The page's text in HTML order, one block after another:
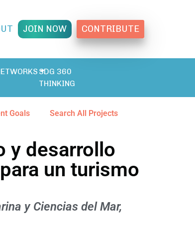
JOIN NOW CONTRIBUTE
SDG 360
THINKING
Goals Search All Projects
y desarrollo
un turismo
y Ciencias del Mar,